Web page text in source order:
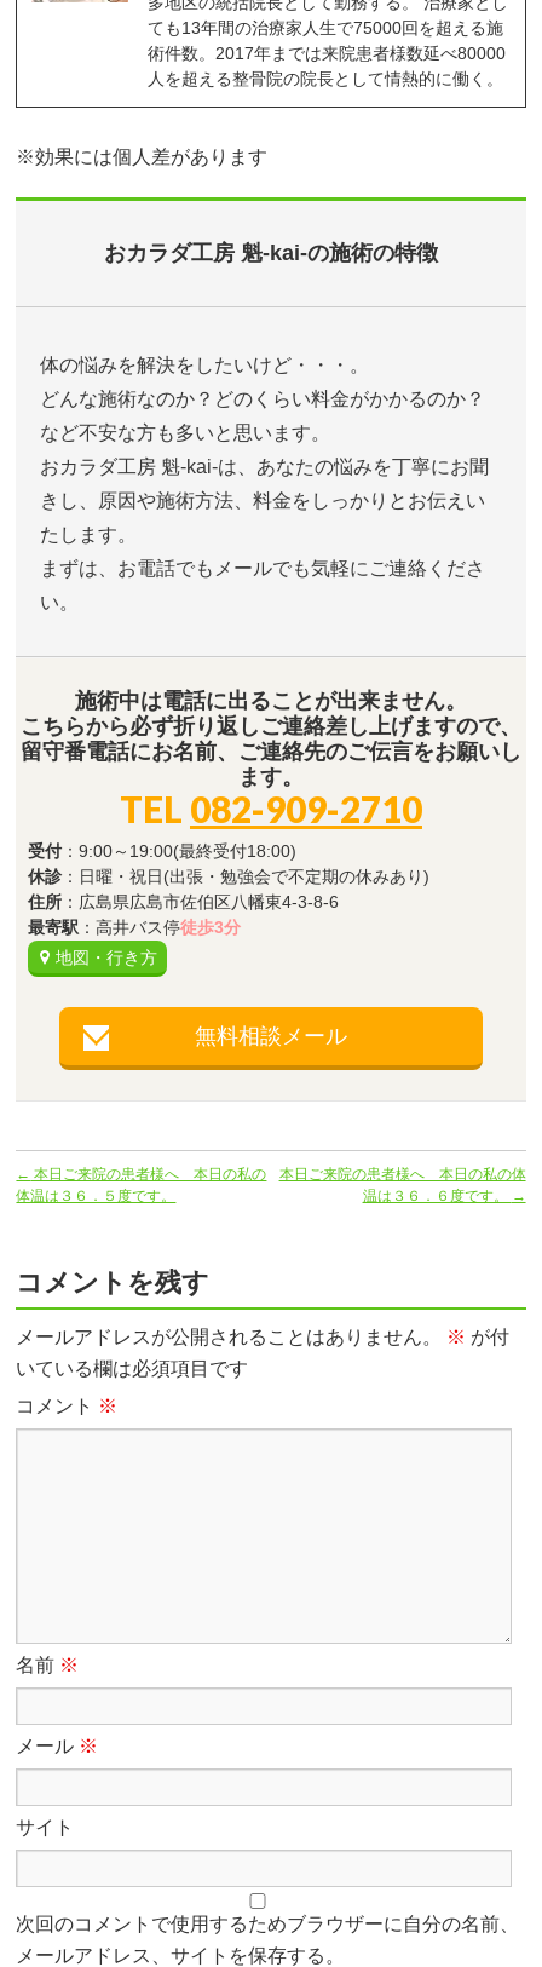
ても13年間の治療家人生で75000回を超える施
術件数。2017年までは来院患者様数延べ80000
人を超える整骨院の院長として情熱的に働く。
※効果には個人差があります
おカラダ工房 魁-kai-の施術の特徴
体の悩みを解決をしたいけど・・・。
どんな施術なのか？どのくらい料金がかかるのか？
など不安な方も多いと思います。
おカラダ工房 魁-kai-は、あなたの悩みを丁寧にお聞
きし、原因や施術方法、料金をしっかりとお伝えい
たします。
まずは、お電話でもメールでも気軽にご連絡くださ
い。
施術中は電話に出ることが出来ません。
こちらから必ず折り返しご連絡差し上げますので、
留守番電話にお名前、ご連絡先のご伝言をお願いし
ます。
TEL 082-909-2710
受付 ：9:00～19:00(最終受付18:00)
休診 ：日曜・祝日(出張・勉強会で不定期の休みあり)
住所 ：広島県広島市佐伯区八幡東4-3-8-6
最寄駅 ：高井バス停徒歩3分
地図・行き方
無料相談メール
← 本日ご来院の患者様へ 本日の私の
体温は３６．５度です。
本日ご来院の患者様へ 本日の私の体
温は３６．６度です。
→
コメントを残す
メールアドレスが公開されることはありません。 ※ が付
いている欄は必須項目です
コメント ※
名前 ※
メール ※
サイト
次回のコメントで使用するためブラウザーに自分の名前、
メールアドレス、サイトを保存する。